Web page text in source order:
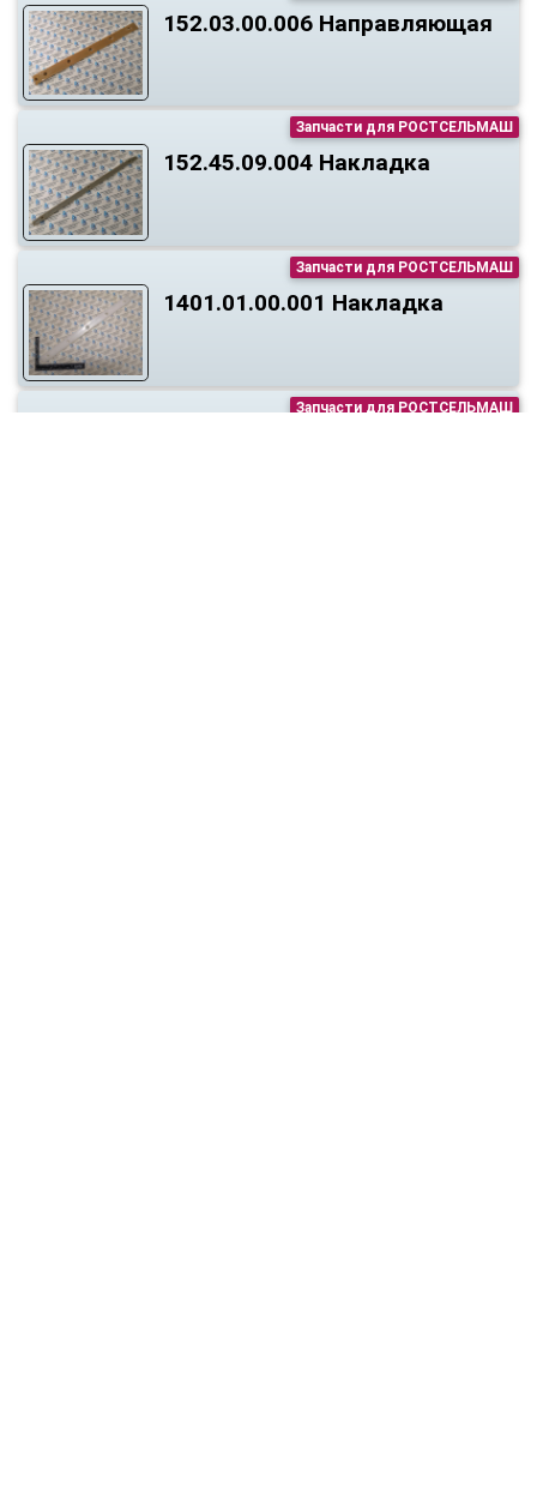
152.03.00.006 Направляющая
Запчасти для РОСТСЕЛЬМАШ
152.45.09.004 Накладка
Запчасти для РОСТСЕЛЬМАШ
1401.01.00.001 Накладка
Запчасти для РОСТСЕЛЬМАШ